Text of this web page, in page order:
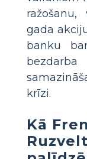
ražošanu,
gada
banku
krīzi.
Kā